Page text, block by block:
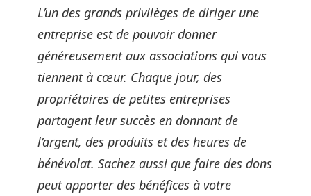
L’un des grands privilèges de diriger une
entreprise est de pouvoir donner
généreusement aux associations qui vous
tiennent à cœur. Chaque jour, des
propriétaires de petites entreprises
partagent leur succès en donnant de
l’argent, des produits et des heures de
bénévolat. Sachez aussi que faire des dons
peut apporter des bénéfices à votre